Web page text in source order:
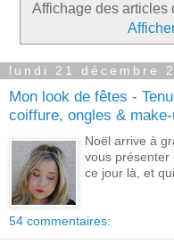
Affichage des articles
lundi 21 décembre
Mon look de fêtes -
coiffure, ongles &
Noël arrive à
vous présenter
ce jour là, et
54 commentaires: